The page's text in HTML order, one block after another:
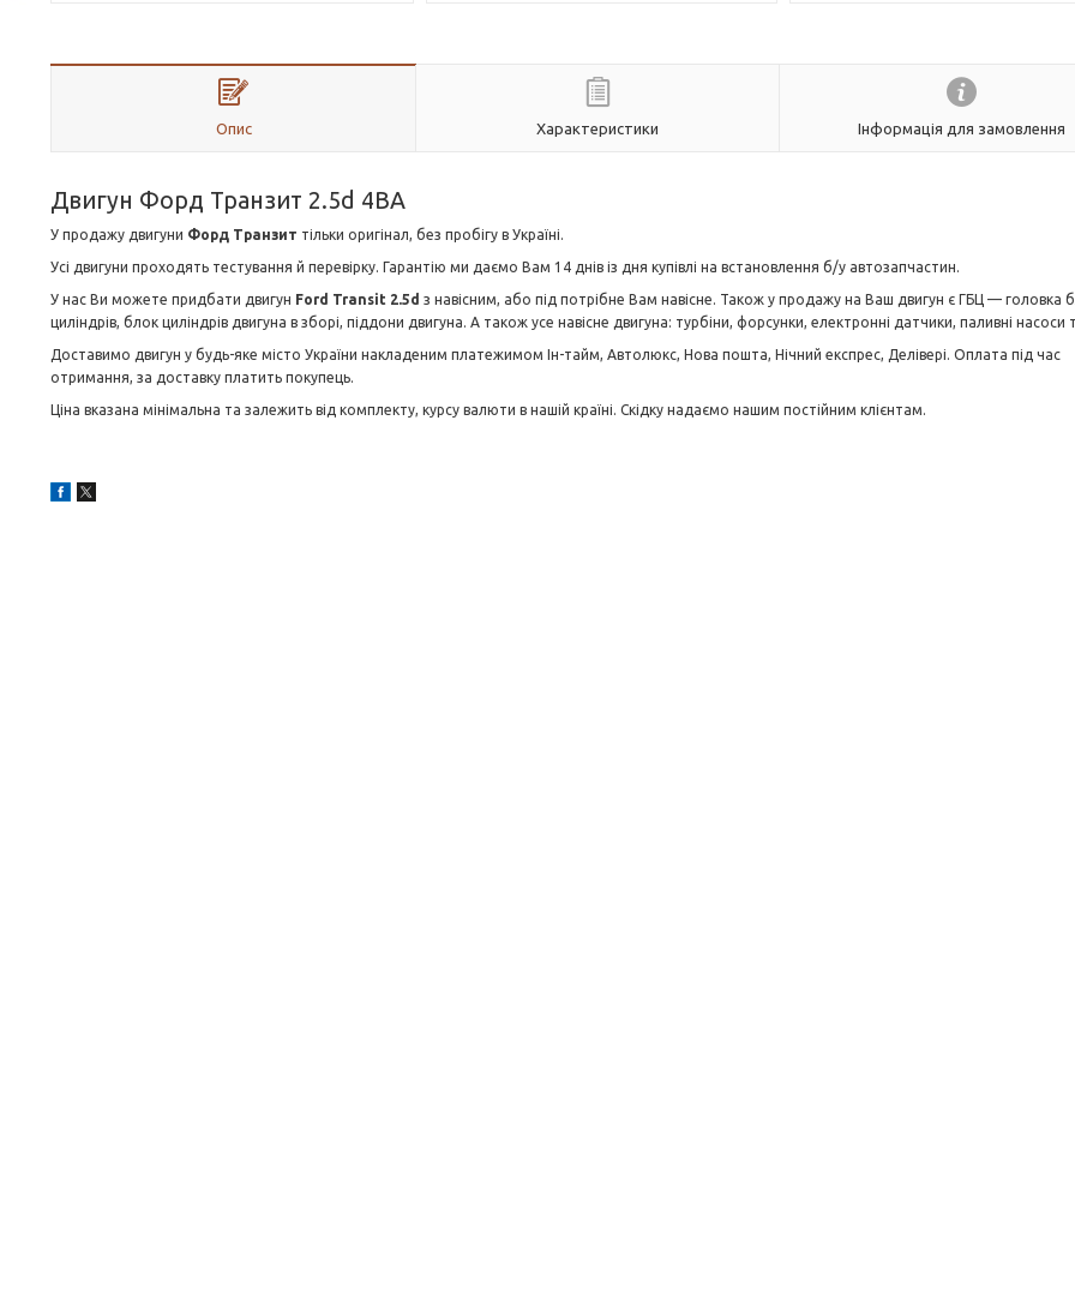
Опис Характеристики Інформація для замовлення
Двигун Форд Транзит 2.5d 4BA
У продажу двигуни Форд Транзит тільки оригінал, без пробігу в Україні.
Усі двигуни проходять тестування й перевірку. Гарантію ми даємо Вам 14 днів із дня купівлі на встановлення б/у автозапчастин.
У нас Ви можете придбати двигун Ford Transit 2.5d з навісним, або під потрібне Вам навісне. Також у продажу на Ваш двигун є ГБЦ — головка
циліндрів, блок циліндрів двигуна в зборі, піддони двигуна. А також усе навісне двигуна: турбіни, форсунки, електронні датчики, паливні насоси
Доставимо двигун у будь-яке місто України накладеним платежимом Ін-тайм, Автолюкс, Нова пошта, Нічний експрес, Делівері. Оплата під час
отримання, за доставку платить покупець.
Ціна вказана мінімальна та залежить від комплекту, курсу валюти в нашій країні. Скідку надаємо нашим постійним клієнтам.